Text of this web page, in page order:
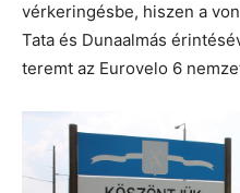
vérkeringésbe, hiszen a
Tata és Dunaalmás
teremt az Eurovelo 6